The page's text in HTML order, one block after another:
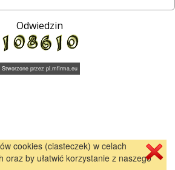
Odwiedzin
Stworzone przez pl.mfirma.eu
cookies (ciasteczek) w celach
oraz by ułatwić korzystanie z naszego